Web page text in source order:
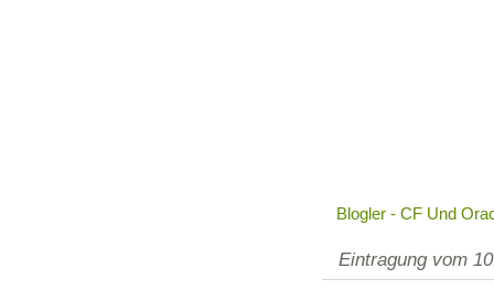
Blogler - CF Und
Eintragung vom